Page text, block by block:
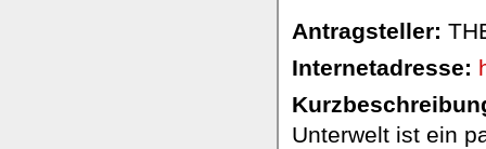
Antragsteller:
Internetadresse:
Unterwelt ist ein